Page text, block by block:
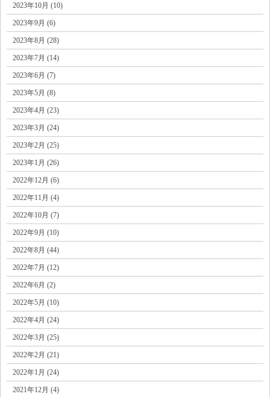
2023年10月 (10)
2023年9月 (6)
2023年8月 (28)
2023年7月 (14)
2023年6月 (7)
2023年5月 (8)
2023年4月 (23)
2023年3月 (24)
2023年2月 (25)
2023年1月 (26)
2022年12月 (6)
2022年11月 (4)
2022年10月 (7)
2022年9月 (10)
2022年8月 (44)
2022年7月 (12)
2022年6月 (2)
2022年5月 (10)
2022年4月 (24)
2022年3月 (25)
2022年2月 (21)
2022年1月 (24)
2021年12月 (4)